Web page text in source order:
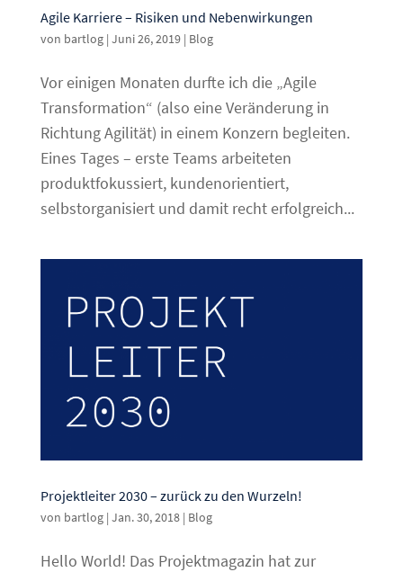
Agile Karriere – Risiken und Nebenwirkungen
von bartlog| Juni 26, 2019| Blog
Vor einigen Monaten durfte ich die „Agile
Transformation“ (also eine Veränderung in
Richtung Agilität) in einem Konzern begleiten.
Eines Tages – erste Teams arbeiteten
produktfokussiert, kundenorientiert,
selbstorganisiert und damit recht erfolgreich...
Projektleiter 2030 – zurück zu den Wurzeln!
von bartlog| Jan. 30, 2018| Blog
Hello World! Das Projektmagazin hat zur